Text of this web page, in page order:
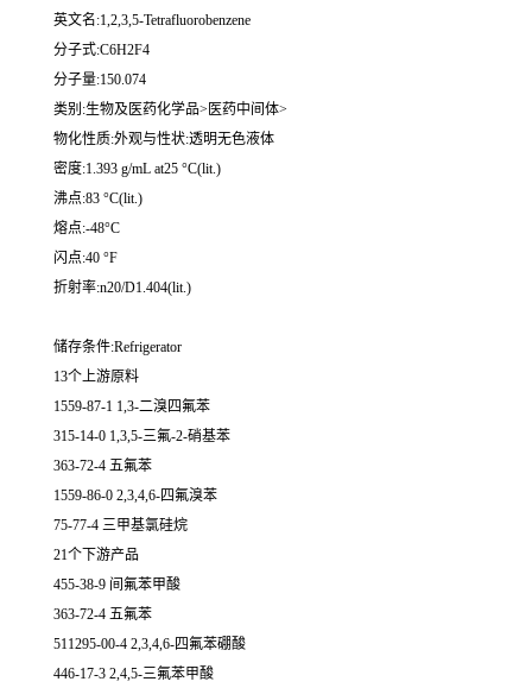
英文名:1,2,3,5-Tetrafluorobenzene
分子式:C6H2F4
分子量:150.074
类别:生物及医药化学品>医药中间体>
物化性质:外观与性状:透明无色液体
密度:1.393 g/mL at25 °C(lit.)
沸点:83 °C(lit.)
熔点:-48°C
闪点:40 °F
折射率:n20/D1.404(lit.)
储存条件:Refrigerator
13个上游原料
1559-87-1 1,3-二溴四氟苯
315-14-0 1,3,5-三氟-2-硝基苯
363-72-4 五氟苯
1559-86-0 2,3,4,6-四氟溴苯
75-77-4 三甲基氯硅烷
21个下游产品
455-38-9 间氟苯甲酸
363-72-4 五氟苯
511295-00-4 2,3,4,6-四氟苯硼酸
446-17-3 2,4,5-三氟苯甲酸